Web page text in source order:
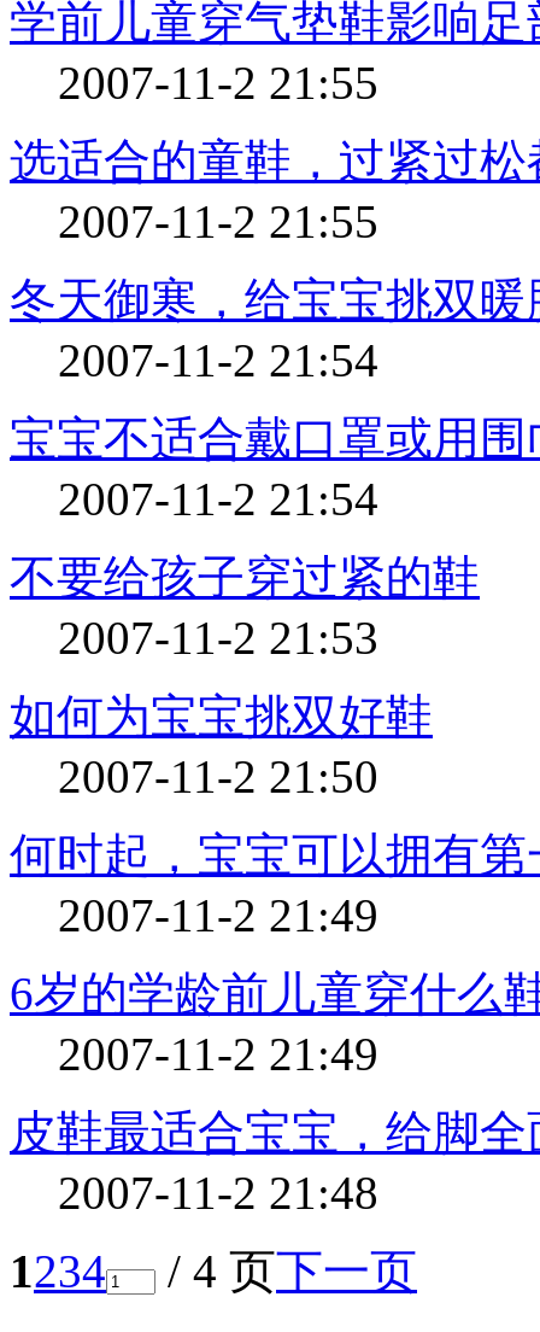
学前儿童穿气垫鞋影响足
2007-11-2 21:55
选适合的童鞋，过紧过松
2007-11-2 21:55
冬天御寒，给宝宝挑双暖
2007-11-2 21:54
宝宝不适合戴口罩或用围
2007-11-2 21:54
不要给孩子穿过紧的鞋
2007-11-2 21:53
如何为宝宝挑双好鞋
2007-11-2 21:50
何时起，宝宝可以拥有第
2007-11-2 21:49
6岁的学龄前儿童穿什么
2007-11-2 21:49
皮鞋最适合宝宝，给脚
2007-11-2 21:48
1234 / 4 页下一页